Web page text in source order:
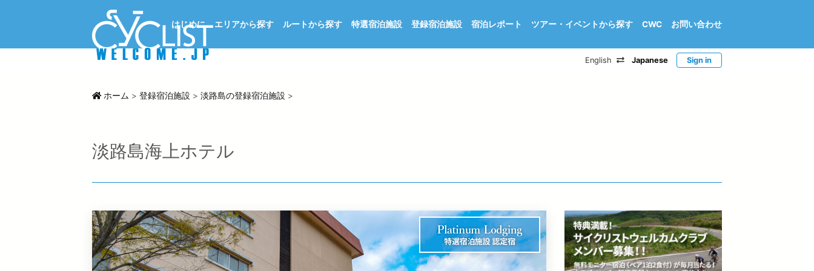
はじめに エリアから探す ルートから探す 特選宿泊施設 登録宿泊施設 宿泊レポート ツアー・イベントから探す CWC お問い合わせ
English Japanese Sign in
ホーム > 登録宿泊施設 > 淡路島の登録宿泊施設 >
淡路島海上ホテル